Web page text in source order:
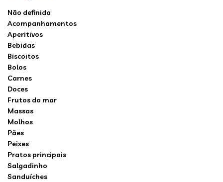
Não definida
Acompanhamentos
Aperitivos
Bebidas
Biscoitos
Bolos
Carnes
Doces
Frutos do mar
Massas
Molhos
Pães
Peixes
Pratos principais
Salgadinho
Sanduíches